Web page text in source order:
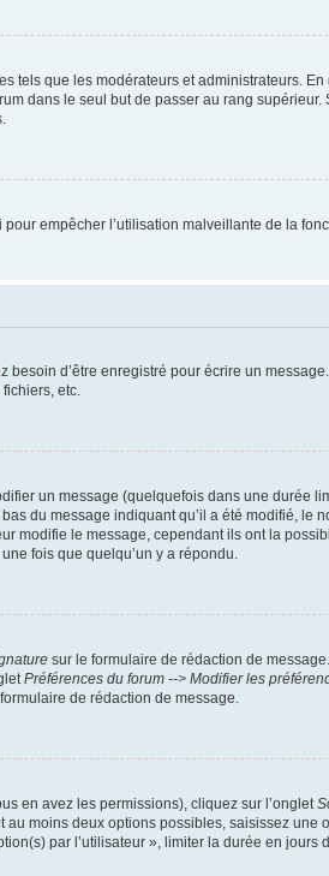
tels que les modérateurs et administrateurs.
dans le seul but de passer au rang supérieur.
empêcher l’utilisation malveillante de la
d’être enregistré pour écrire un
etc.
un message (quelquefois dans une durée
du message indiquant qu’il a été modifié, le
modifie le message, cependant ils ont la
fois que quelqu’un y a répondu.
sur le formulaire de rédaction de
Préférences du forum --> Modifier les
de rédaction de message.
en avez les permissions), cliquez sur l’onglet
moins deux options possibles, saisissez une
par l’utilisateur », limiter la durée en jours